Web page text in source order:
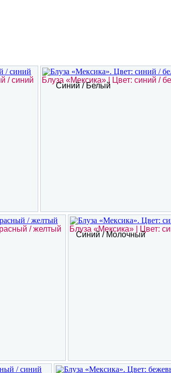
/ синий Блуза «Мексика» | Цвет: синий /
Синий / Белый
/ желтый Блуза «Мексика» | Цвет:
Синий / Молочный